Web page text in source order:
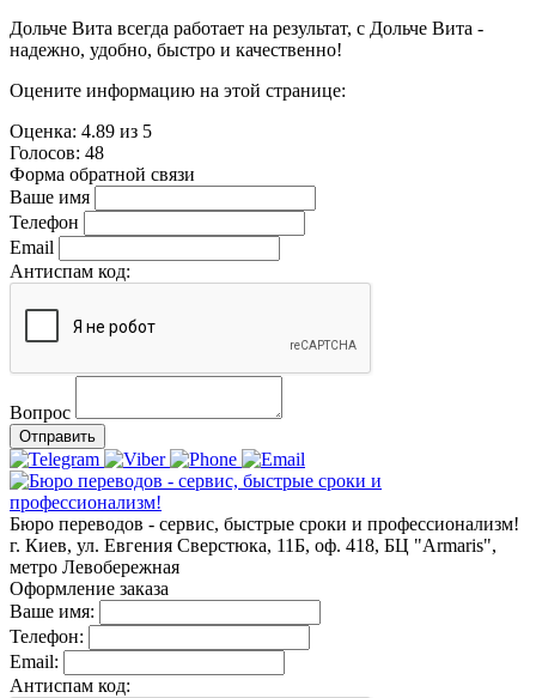
Дольче Вита всегда работает на результат, с Дольче Вита -
надежно, удобно, быстро и качественно!
Оцените информацию на этой странице:
Оценка: 4.89 из 5
Голосов: 48
Форма обратной связи
Ваше имя
Телефон
Email
Антиспам код:
Вопрос
Отправить
Бюро переводов - сервис, быстрые сроки и профессионализм!
г. Киев, ул. Евгения Сверстюка, 11Б, оф. 418, БЦ "Armaris",
метро Левобережная
Оформление заказа
Ваше имя:
Телефон:
Email:
Антиспам код: